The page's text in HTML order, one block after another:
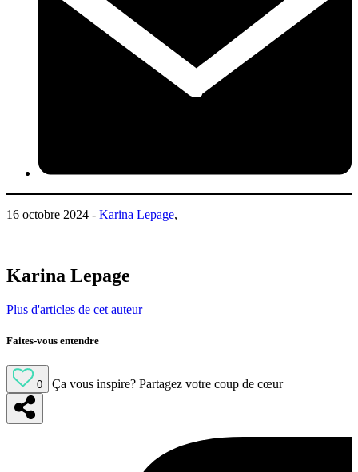
16 octobre 2024 - Karina Lepage,
Karina Lepage
Plus d'articles de cet auteur
Faites-vous entendre
0 Ça vous inspire? Partagez votre coup de cœur